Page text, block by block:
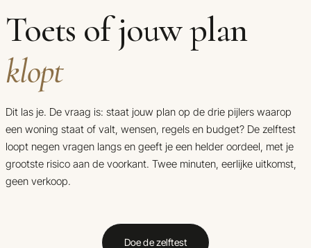
Toets of jouw plan
klopt
Dit las je. De vraag is: staat jouw plan op de drie pijlers waarop
een woning staat of valt, wensen, regels en budget? De zelftest
loopt negen vragen langs en geeft je een helder oordeel, met je
grootste risico aan de voorkant. Twee minuten, eerlijke uitkomst,
geen verkoop.
Doe de zelftest